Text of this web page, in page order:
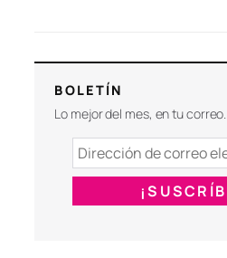
BOLETÍN
Lo mejor del mes, en tu correo.